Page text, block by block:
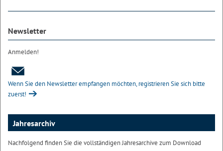
Newsletter
Anmelden!
Wenn Sie den Newsletter empfangen möchten, registrieren Sie sich bitte
zuerst!
Jahresarchiv
Nachfolgend finden Sie die vollständigen Jahresarchive zum Download